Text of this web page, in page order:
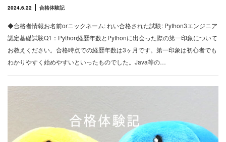
2024.6.22 合格体験記
◆合格者情報お名前orニックネーム: れい合格された試験: Python3エンジニア
認定基礎試験Q1：Python経歴年数とPythonに出会った際の第一印象について
お教えください。合格時点での経歴年数は3ヶ月です。第一印象は初心者でも
わかりやすく始めやすいといったものでした。Java等の…